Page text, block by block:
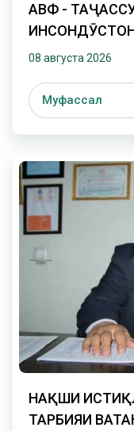
АВФ -
08 августа 2026
Муфассал
НАҚШИ
ТАРБИЯИ